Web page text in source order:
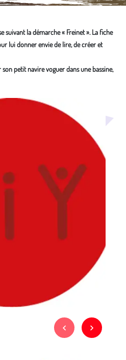
suivant la démarche « Freinet ». La fiche
lui donner envie de lire, de créer et
petit navire voguer dans une bassine,